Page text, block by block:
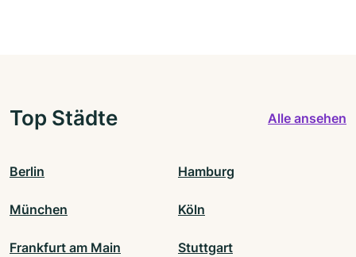
Top Städte Alle ansehen
Berlin Hamburg
München Köln
Frankfurt am Main Stuttgart